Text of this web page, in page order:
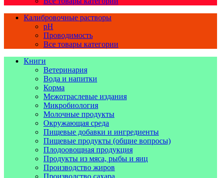
Калибровочные растворы
pH
Проводимость
Все товары категории
Книги
Ветеринария
Вода и напитки
Корма
Межотраслевые издания
Микробиология
Молочные продукты
Окружающая среда
Пищевые добавки и ингредиенты
Пищевые продукты (общие вопросы)
Плодоовощная продукция
Продукты из мяса, рыбы и яиц
Производство жиров
Производство сахара